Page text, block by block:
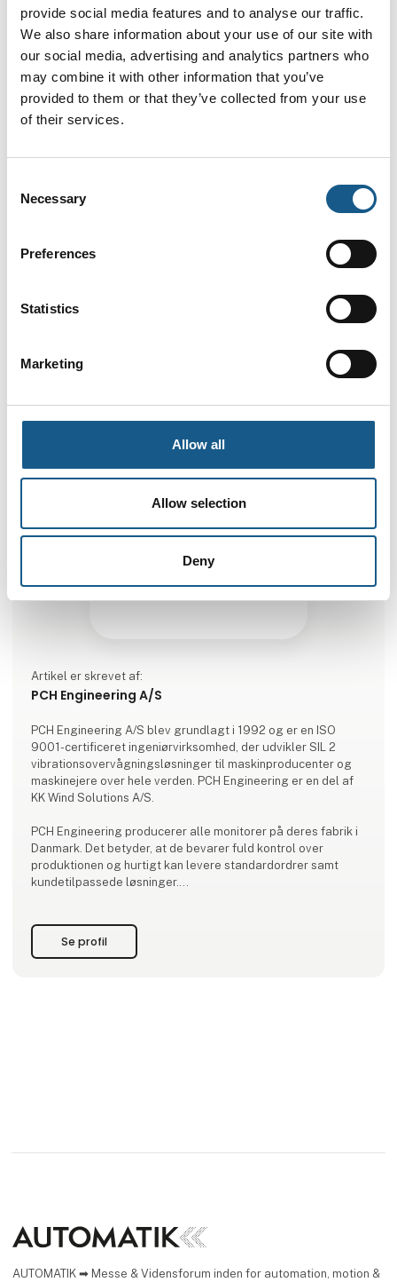
provide social media features and to analyse our traffic.
We also share information about your use of our site with
our social media, advertising and analytics partners who
may combine it with other information that you’ve
provided to them or that they’ve collected from your use
of their services.
Selection
Necessary
Preferences
Statistics
Marketing
Allow all
Allow selection
Deny
Vi hjalp FIDEtechnology med at designe et
dataopsamlingssystem (DAQ) til R&D baseret på den
avancerede, 4-kanals PCH 1420 Vibration Monitor kombineret
med kommunikationsmodulet PCH EtherBridge Modbus.
PCH 1420 leverer en bred vifte af lyd- og vibrationsdata samt
Time Waveform data til FFT-analyse, og PCH EtherBridge
lokal edge computer og leverer Modbus TCP-
yderligere til FIDE LC-møllens nøjagtige driftsbehov.
Monitored by PCH's DAQ System
Artikel er skrevet af:
PCH Engineering A/S
PCH Engineering A/S blev grundlagt i 1992 og er en ISO
9001-certificeret ingeniørvirksomhed, der udvikler SIL 2
vibrationsovervågningsløsninger til maskinproducenter og
maskinejere over hele verden. PCH Engineering er en del af
KK Wind Solutions A/S.
PCH Engineering producerer alle monitorer på deres fabrik i
Danmark. Det betyder, at de bevarer fuld kontrol over
produktionen og hurtigt kan levere standardordrer samt
kundetilpassede løsninger.
vibrationsovervågningsindustrien har PCH Engineering en
klar fornemmelse af markedets behov. De var således de
Se profil
AUTOMATIK ➡ Messe & Vidensforum inden for automation, motion &